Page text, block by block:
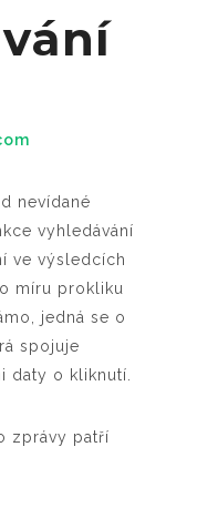
nevídané
vyhledávání
ve výsledcích
míru prokliku
jedná se o
spojuje
daty o kliknutí.
zprávy patří